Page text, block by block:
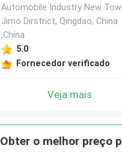
Automobile Industry New
Jimo Dirstrict, Qingdao, China
,China
5.0
Fornecedor verificado
Veja mais
Obter o melhor preço